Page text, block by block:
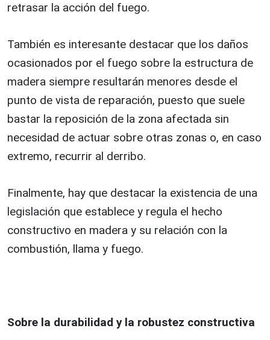
retrasar la acción del fuego.
También es interesante destacar que los daños
ocasionados por el fuego sobre la estructura de
madera siempre resultarán menores desde el
punto de vista de reparación, puesto que suele
bastar la reposición de la zona afectada sin
necesidad de actuar sobre otras zonas o, en caso
extremo, recurrir al derribo.
Finalmente, hay que destacar la existencia de una
legislación que establece y regula el hecho
constructivo en madera y su relación con la
combustión, llama y fuego.
Sobre la durabilidad y la robustez constructiva